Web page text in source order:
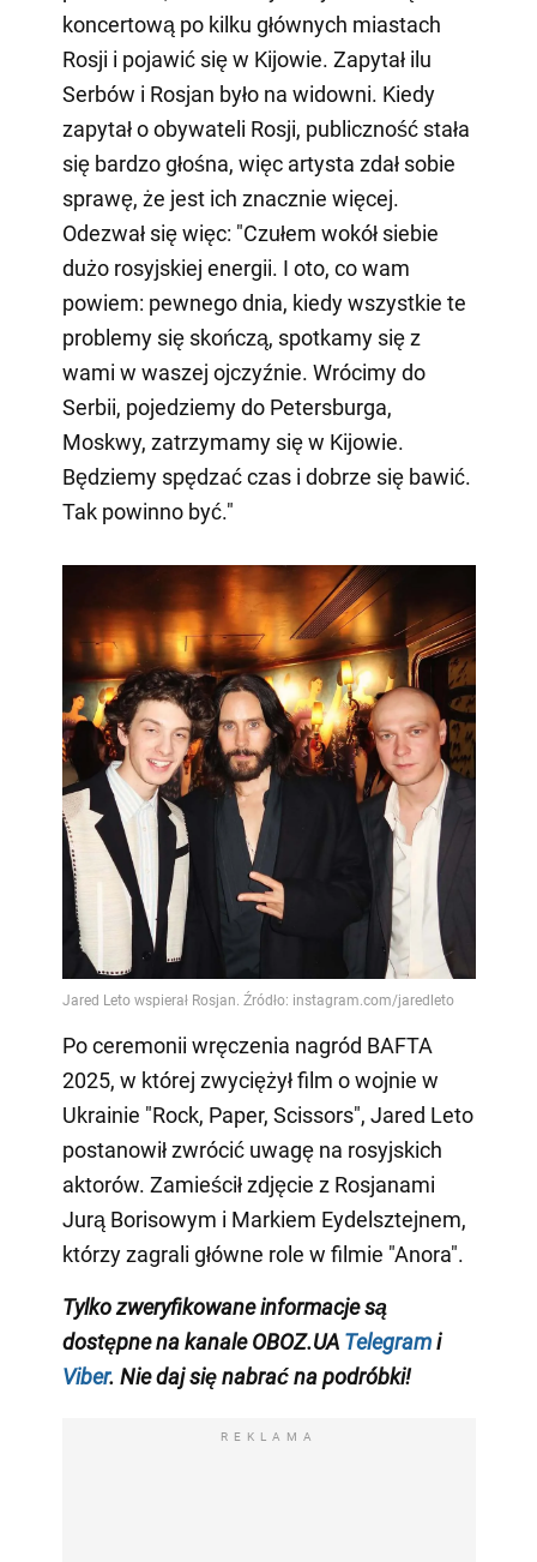
koncertową po kilku głównych miastach
Rosji i pojawić się w Kijowie. Zapytał ilu
Serbów i Rosjan było na widowni. Kiedy
zapytał o obywateli Rosji, publiczność stała
się bardzo głośna, więc artysta zdał sobie
sprawę, że jest ich znacznie więcej.
Odezwał się więc: "Czułem wokół siebie
dużo rosyjskiej energii. I oto, co wam
powiem: pewnego dnia, kiedy wszystkie te
problemy się skończą, spotkamy się z
wami w waszej ojczyźnie. Wrócimy do
Serbii, pojedziemy do Petersburga,
Moskwy, zatrzymamy się w Kijowie.
Będziemy spędzać czas i dobrze się bawić.
Tak powinno być."
Po ceremonii wręczenia nagród BAFTA
2025, w której zwyciężył film o wojnie w
Ukrainie "Rock, Paper, Scissors", Jared Leto
postanowił zwrócić uwagę na rosyjskich
aktorów. Zamieścił zdjęcie z Rosjanami
Jurą Borisowym i Markiem Eydelsztejnem,
którzy zagrali główne role w filmie "Anora".
Tylkozweryfikowane informacje są
dostępne nakanaleOBOZ.UA Telegrami
Viber. Nie daj się nabrać na podróbki!
REKLAMA